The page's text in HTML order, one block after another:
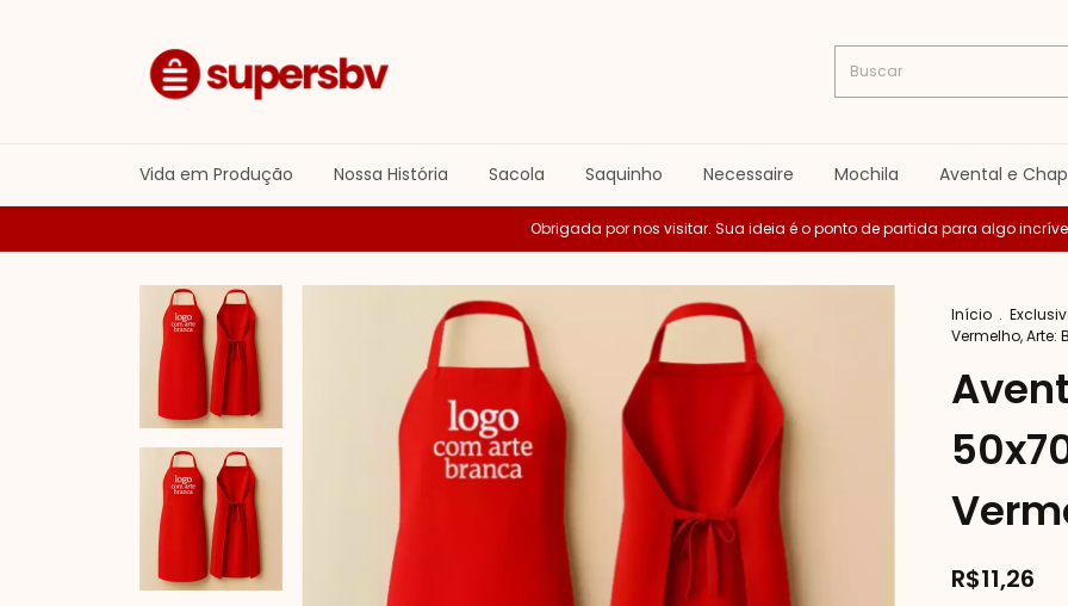
Vida em Produção Nossa História Sacola Saquinho Necessaire Mochila Avental e
Obrigada por nos visitar. Sua ideia é o ponto de partida para algo
Início .
Vermelho, Arte:
R$11,26